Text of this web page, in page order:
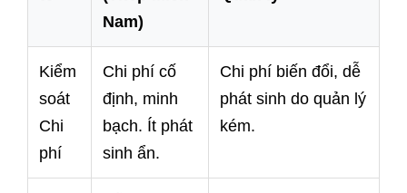
Nam)
Kiểm
soát
Chi
phí
Chi phí cố
định, minh
bạch. Ít phát
sinh ẩn.
Chi phí biến đổi, dễ
phát sinh do quản lý
kém.